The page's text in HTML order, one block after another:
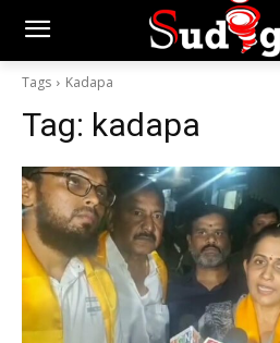
Tags Kadapa
Tag: kadapa